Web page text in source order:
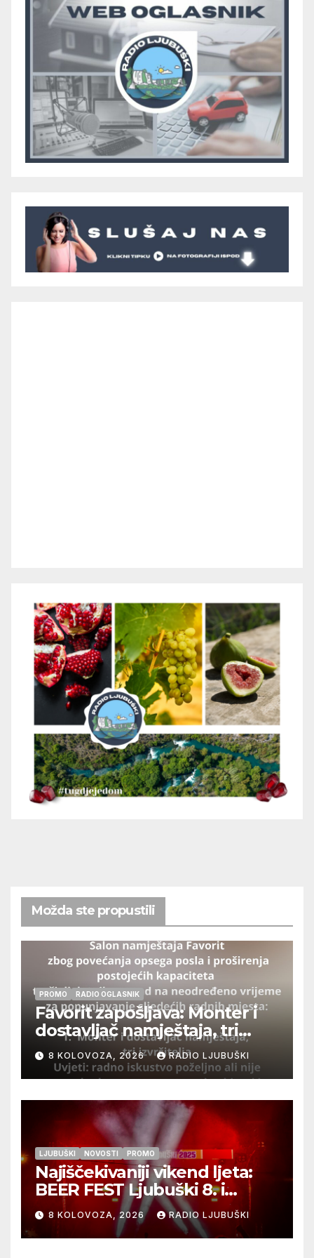
Možda ste propustili
PROMO RADIO OGLASNIK
Favorit zapošljava: Monter i
dostavljač namještaja, tri
izvršitelja
8 KOLOVOZA, 2026 RADIO LJUBUŠKI
LJUBUŠKI NOVOSTI PROMO
Najiščekivaniji vikend ljeta:
BEER FEST Ljubuški 8. i
9.kolovoza
8 KOLOVOZA, 2026 RADIO LJUBUŠKI